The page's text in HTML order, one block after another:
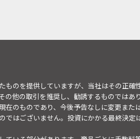
のを提供していますが、当社はその正
他の取引を推奨し、勧誘するものでは
のものであり、今後予告なしに変更また
はございません。投資にかかる最終決